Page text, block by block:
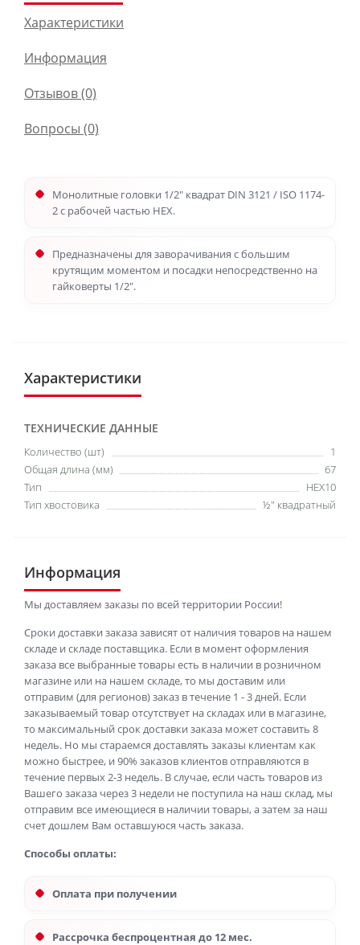
Характеристики
Информация
Отзывов (0)
Вопросы (0)
Монолитные головки 1/2" квадрат DIN 3121 / ISO 1174-
2 с рабочей частью HEX.
Предназначены для заворачивания с большим
крутящим моментом и посадки непосредственно на
гайковерты 1/2".
Характеристики
ТЕХНИЧЕСКИЕ ДАННЫЕ
Количество (шт)
1
Общая длина (мм)
67
Тип
HEX10
Тип хвостовика
½″ квадратный
Информация
Мы доставляем заказы по всей территории России!
Сроки доставки заказа зависят от наличия товаров на нашем
складе и складе поставщика. Если в момент оформления
заказа все выбранные товары есть в наличии в розничном
магазине или на нашем складе, то мы доставим или
отправим (для регионов) заказ в течение 1 - 3 дней. Если
заказываемый товар отсутствует на складах или в магазине,
то максимальный срок доставки заказа может составить 8
недель. Но мы стараемся доставлять заказы клиентам как
можно быстрее, и 90% заказов клиентов отправляются в
течение первых 2-3 недель. В случае, если часть товаров из
Вашего заказа через 3 недели не поступила на наш склад, мы
отправим все имеющиеся в наличии товары, а затем за наш
счет дошлем Вам оставшуюся часть заказа.
Способы оплаты:
Оплата при получении
Рассрочка беспроцентная до 12 мес.